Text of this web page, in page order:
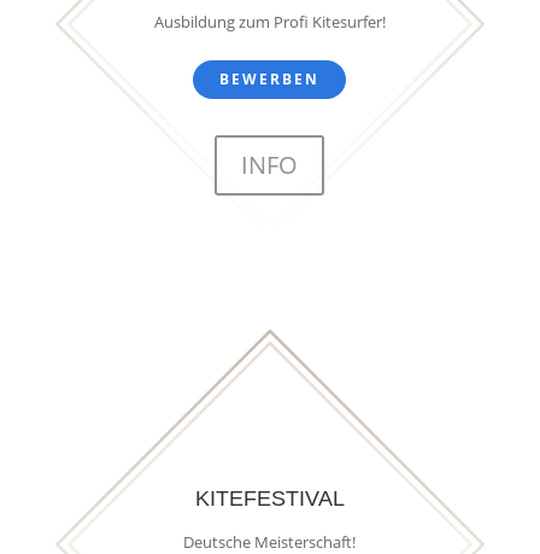
Ausbildung zum Profi Kitesurfer!
BEWERBEN
INFO
KITEFESTIVAL
Deutsche Meisterschaft!